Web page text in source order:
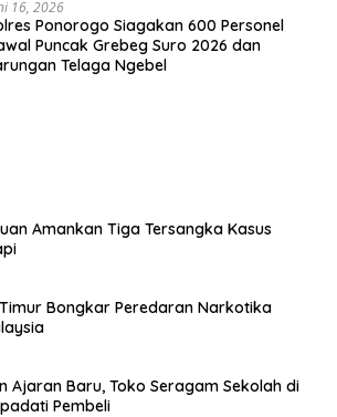
16, 2026
Ponorogo Siagakan 600 Personel
Puncak Grebeg Suro 2026 dan
Telaga Ngebel
Amankan Tiga Tersangka Kasus
Bongkar Peredaran Narkotika
Ajaran Baru, Toko Seragam Sekolah di
Pembeli